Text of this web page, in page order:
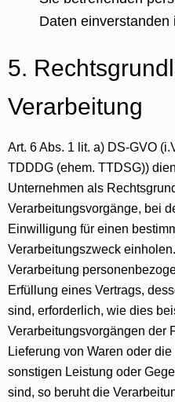
Daten einverstanden
5.
Verarbeitung
Art. 6 Abs. 1 lit. a) DS-GVO
TDDDG (ehem. TTDSG))
Unternehmen als
Verarbeitungsvorgänge, bei
Einwilligung für einen
Verarbeitungszweck
Verarbeitung
Erfüllung eines Vertrags,
sind, erforderlich, wie dies
Verarbeitungsvorgängen der
Lieferung von Waren oder
sonstigen Leistung oder
sind, so beruht die